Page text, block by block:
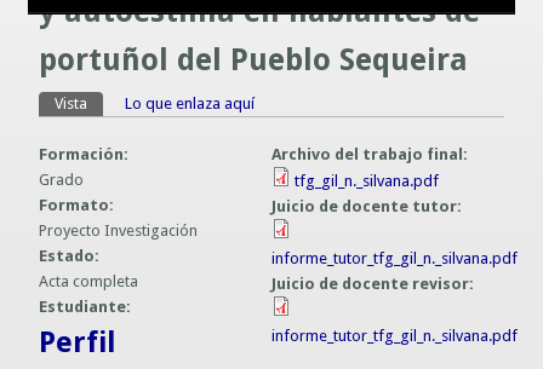
Guías UCO
y autoestima en hablantes de
portuñol del Pueblo Sequeira
Solapas principales
Vista (solapa activa)
Lo que enlaza aquí
Formación:
Grado
Formato:
Proyecto Investigación
Estado:
Acta completa
Estudiante:
Perfil
Archivo del trabajo final:
tfg_gil_n._silvana.pdf
Juicio de docente tutor:
informe_tutor_tfg_gil_n._silvana.pdf
Juicio de docente revisor:
informe_tutor_tfg_gil_n._silvana.pdf